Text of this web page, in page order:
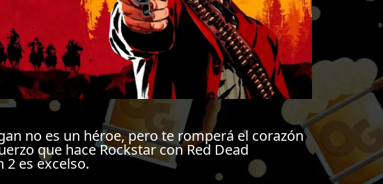
no es un héroe, pero te romperá el corazón
que hace Rockstar con Red Dead
2 es excelso.